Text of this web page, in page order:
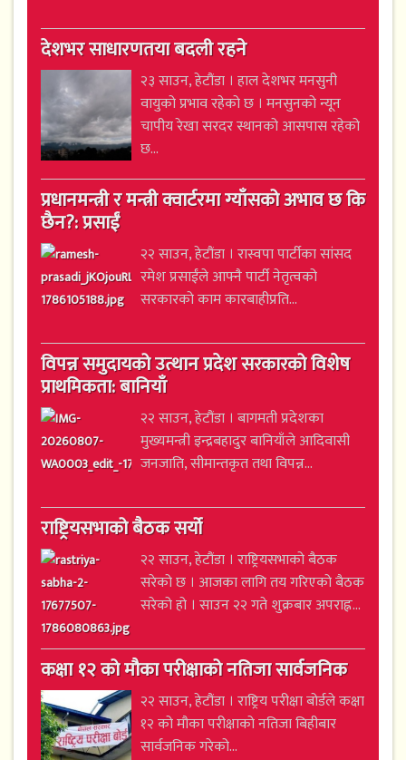
देशभर साधारणतया बदली रहने
२३ साउन, हेटौंडा । हाल देशभर मनसुनी
वायुको प्रभाव रहेको छ । मनसुनको न्यून
चापीय रेखा सरदर स्थानको आसपास रहेको
छ...
प्रधानमन्त्री र मन्त्री क्वार्टरमा ग्याँसको अभाव छ कि
छैन?: प्रसाईं
२२ साउन, हेटौंडा । रास्वपा पार्टीका सांसद
रमेश प्रसाईंले आफ्नै पार्टी नेतृत्वको
सरकारको काम कारबाहीप्रति...
विपन्न समुदायको उत्थान प्रदेश सरकारको विशेष
प्राथमिकता: बानियाँ
२२ साउन, हेटौंडा । बागमती प्रदेशका
मुख्यमन्त्री इन्द्रबहादुर बानियाँले आदिवासी
जनजाति, सीमान्तकृत तथा विपन्न...
राष्ट्रियसभाको बैठक सर्यो
२२ साउन, हेटौंडा । राष्ट्रियसभाको बैठक
सरेको छ । आजका लागि तय गरिएको बैठक
सरेको हो । साउन २२ गते शुक्रबार अपराह्न...
कक्षा १२ को मौका परीक्षाको नतिजा सार्वजनिक
२२ साउन, हेटौंडा । राष्ट्रिय परीक्षा बोर्डले कक्षा
१२ को मौका परीक्षाको नतिजा बिहीबार
सार्वजनिक गरेको...